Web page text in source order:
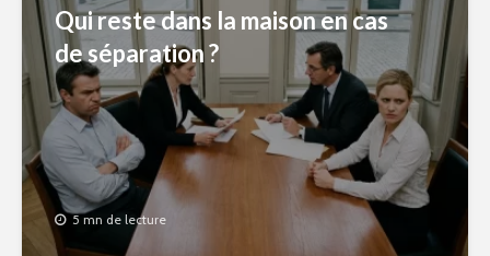
Qui reste dans la maison en cas
de séparation ?
5 mn de lecture